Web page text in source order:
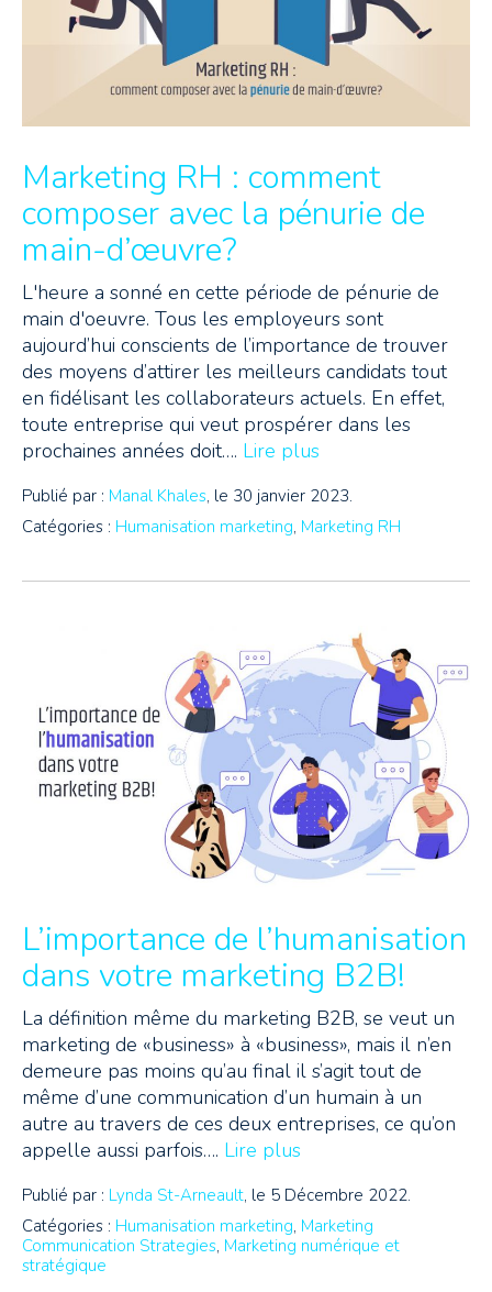
Marketing RH : comment
composer avec la pénurie de
main-d’œuvre?
L'heure a sonné en cette période de pénurie de
main d'oeuvre. Tous les employeurs sont
aujourd’hui conscients de l’importance de trouver
des moyens d’attirer les meilleurs candidats tout
en fidélisant les collaborateurs actuels. En effet,
toute entreprise qui veut prospérer dans les
prochaines années doit…. Lire plus
Publié par : Manal Khales, le 30 janvier 2023.
Catégories : Humanisation marketing, Marketing RH
L’importance de l’humanisation
dans votre marketing B2B!
La définition même du marketing B2B, se veut un
marketing de «business» à «business», mais il n’en
demeure pas moins qu’au final il s’agit tout de
même d’une communication d’un humain à un
autre au travers de ces deux entreprises, ce qu’on
appelle aussi parfois…. Lire plus
Publié par : Lynda St-Arneault, le 5 Décembre 2022.
Catégories : Humanisation marketing, Marketing
Communication Strategies, Marketing numérique et
stratégique